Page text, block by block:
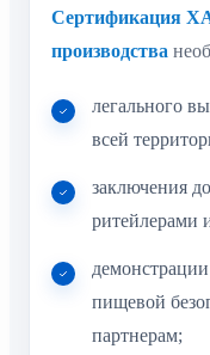
Сертификация
производства
легального
всей
заключения
ритейлерами
пищевой
партнерам;